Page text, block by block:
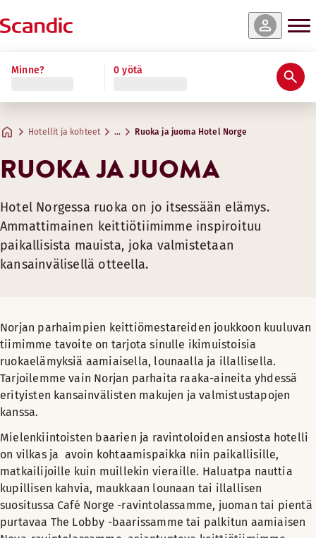
Minne? 0 yötä
Hotellit ja kohteet … Ruoka ja juoma Hotel Norge
RUOKA JA JUOMA
Hotel Norgessa ruoka on jo itsessään elämys.
Ammattimainen keittiötiimimme inspiroituu
paikallisista mauista, joka valmistetaan
kansainvälisellä otteella.
Norjan parhaimpien keittiömestareiden joukkoon kuuluvan
tiimimme tavoite on tarjota sinulle ikimuistoisia
ruokaelämyksiä aamiaisella, lounaalla ja illallisella.
Tarjoilemme vain Norjan parhaita raaka-aineita yhdessä
erityisten kansainvälisten makujen ja valmistustapojen
kanssa.
Mielenkiintoisten baarien ja ravintoloiden ansiosta hotelli
on vilkas ja avoin kohtaamispaikka niin paikallisille,
matkailijoille kuin muillekin vieraille. Haluatpa nauttia
kupillisen kahvia, maukkaan lounaan tai illallisen
suositussa Café Norge -ravintolassamme, juoman tai pientä
purtavaa The Lobby -baarissamme tai palkitun aamiaisen